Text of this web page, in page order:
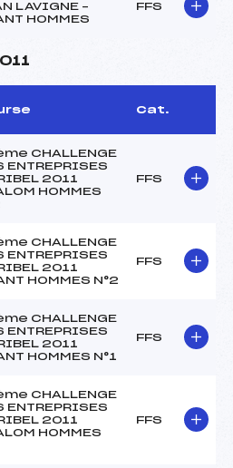
LAVIGNE –
HOMMES
FFS
Cat.
CHALLENGE
ENTREPRISES
2011
HOMMES
FFS
CHALLENGE
ENTREPRISES
2011
HOMMES N°2
FFS
CHALLENGE
ENTREPRISES
2011
HOMMES N°1
FFS
CHALLENGE
ENTREPRISES
2011
HOMMES
FFS